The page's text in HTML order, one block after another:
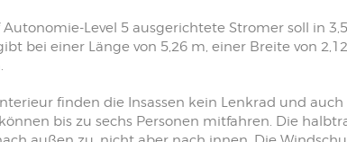
Level 5 ausgerichtete Stromer soll in
bei einer Länge von 5,26 m, einer Breite von
finden die Insassen kein Lenkrad und auch
bis zu sechs Personen mitfahren. Die